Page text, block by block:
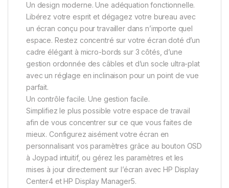
Un design moderne. Une adéquation fonctionnelle.
Libérez votre esprit et dégagez votre bureau avec
un écran conçu pour travailler dans n’importe quel
espace. Restez concentré sur votre écran doté d’un
cadre élégant à micro-bords sur 3 côtés, d’une
gestion ordonnée des câbles et d’un socle ultra-plat
avec un réglage en inclinaison pour un point de vue
parfait.
Un contrôle facile. Une gestion facile.
Simplifiez le plus possible votre espace de travail
afin de vous concentrer sur ce que vous faites de
mieux. Configurez aisément votre écran en
personnalisant vos paramètres grâce au bouton OSD
à Joypad intuitif, ou gérez les paramètres et les
mises à jour directement sur l’écran avec HP Display
Center4 et HP Display Manager5.